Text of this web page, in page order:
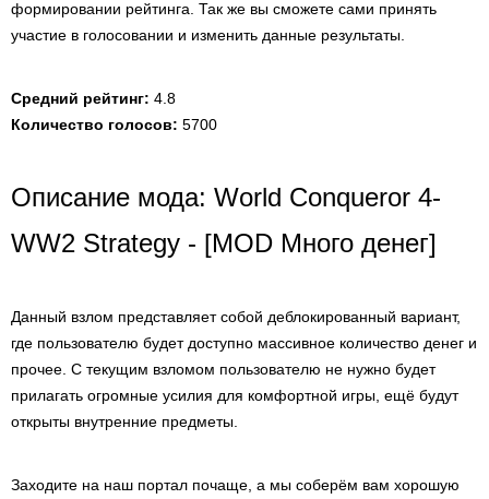
формировании рейтинга. Так же вы сможете сами принять
участие в голосовании и изменить данные результаты.
Средний рейтинг: 4.8
Количество голосов: 5700
Описание мода: World Conqueror 4-
WW2 Strategy - [MOD Много денег]
Данный взлом представляет собой деблокированный вариант,
где пользователю будет доступно массивное количество денег и
прочее. С текущим взломом пользователю не нужно будет
прилагать огромные усилия для комфортной игры, ещё будут
открыты внутренние предметы.
Заходите на наш портал почаще, а мы соберём вам хорошую